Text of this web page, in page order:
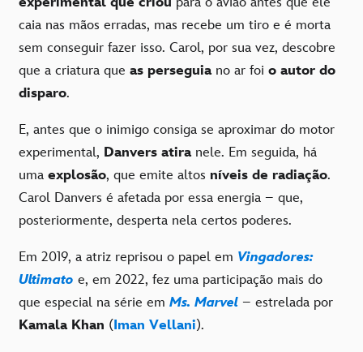
caia nas mãos erradas, mas recebe um tiro e é morta
sem conseguir fazer isso. Carol, por sua vez, descobre
que a criatura que as perseguia no ar foi o autor do
disparo.
E, antes que o inimigo consiga se aproximar do motor
experimental, Danvers atira nele. Em seguida, há
uma explosão, que emite altos níveis de radiação.
Carol Danvers é afetada por essa energia – que,
posteriormente, desperta nela certos poderes.
Em 2019, a atriz reprisou o papel em Vingadores:
Ultimato e, em 2022, fez uma participação mais do
que especial na série em Ms. Marvel – estrelada por
Kamala Khan (Iman Vellani).